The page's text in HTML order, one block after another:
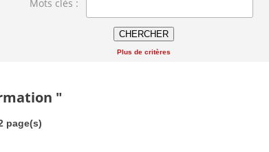
Mots clés :
Plus de critères
"
page(s)